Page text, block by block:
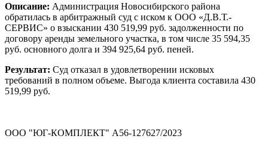
Описание: Администрация Новосибирского района
обратилась в арбитражный суд с иском к ООО «Д.В.Т.-
СЕРВИС» о взыскании 430 519,99 руб. задолженности по
договору аренды земельного участка, в том числе 35 594,35
руб. основного долга и 394 925,64 руб. пеней.
Результат: Суд отказал в удовлетворении исковых
требований в полном объеме. Выгода клиента составила 430
519,99 руб.
ООО "ЮГ-КОМПЛЕКТ" А56-127627/2023